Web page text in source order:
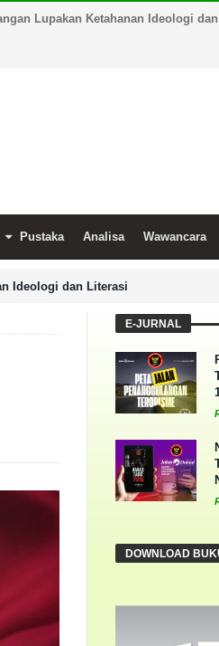
Lupakan Ketahanan Ideologi
Pustaka Analisa Wawancara
Ideologi dan Literasi
E-JURNAL
DOWNLOAD